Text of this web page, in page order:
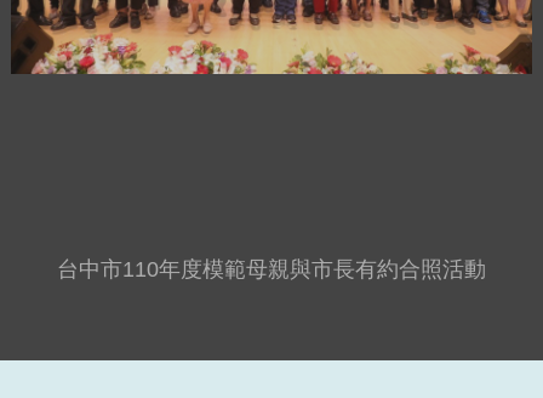
台中市110年度模範母親與市長有約合照活動